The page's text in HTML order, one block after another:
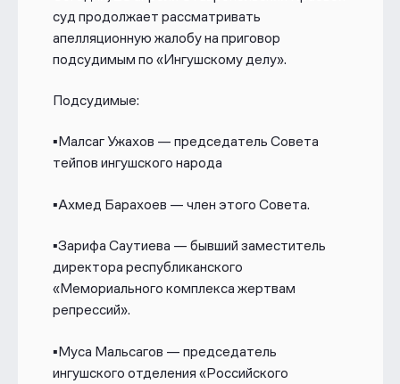
суд продолжает рассматривать
апелляционную жалобу на приговор
подсудимым по «Ингушскому делу».
Подсудимые:
▪️Малсаг Ужахов — председатель Совета
тейпов ингушского народа
▪️Ахмед Барахоев — член этого Совета.
▪️Зарифа Саутиева — бывший заместитель
директора республиканского
«Мемориального комплекса жертвам
репрессий».
▪️Муса Мальсагов — председатель
ингушского отделения «Российского